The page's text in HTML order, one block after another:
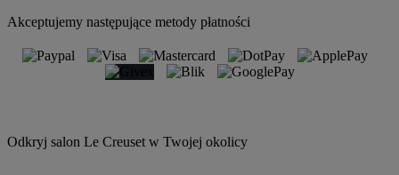
Akceptujemy następujące metody płatności
Odkryj salon Le Creuset w Twojej okolicy